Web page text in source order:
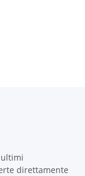
direttamente